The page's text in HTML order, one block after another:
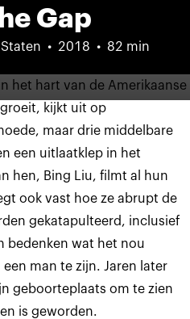
Gap
2018 82 min
het hart van de Amerikaanse
kijkt uit op
maar drie middelbare
een uitlaatklep in het
hen, Bing Liu, filmt al hun
ook vast hoe ze abrupt de
gekatapulteerd, inclusief
bedenken wat het nou
man te zijn. Jaren later
geboorteplaats om te zien
is geworden.